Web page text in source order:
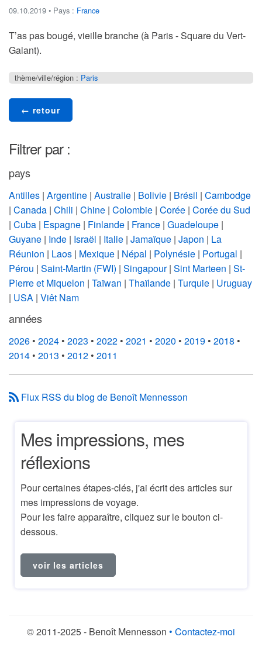
09.10.2019 • Pays : France
T’as pas bougé, vieille branche (à Paris - Square du Vert-
Galant).
thème/ville/région : Paris
← retour
Filtrer par :
pays
Antilles | Argentine | Australie | Bolivie | Brésil | Cambodge
| Canada | Chili | Chine | Colombie | Corée | Corée du Sud
| Cuba | Espagne | Finlande | France | Guadeloupe |
Guyane | Inde | Israël | Italie | Jamaïque | Japon | La
Réunion | Laos | Mexique | Népal | Polynésie | Portugal |
Pérou | Saint-Martin (FWI) | Singapour| Sint Marteen | St-
Pierre et Miquelon | Taïwan | Thaïlande | Turquie | Uruguay
| USA | Viêt Nam
années
2026 • 2024 • 2023 • 2022 • 2021 • 2020 • 2019 • 2018 •
2014 • 2013 • 2012 • 2011
Flux RSS du blog de Benoît Mennesson
Mes impressions, mes
réflexions
Pour certaines étapes-clés, j'ai écrit des articles sur
mes impressions de voyage.
Pour les faire apparaître, cliquez sur le bouton ci-
dessous.
voir les articles
© 2011-2025 - Benoît Mennesson • Contactez-moi